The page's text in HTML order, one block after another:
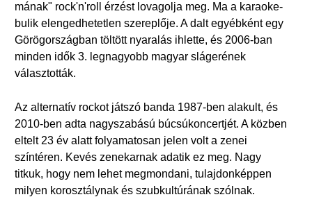
mának" rock'n'roll érzést lovagolja meg. Ma a karaoke-
bulik elengedhetetlen szereplője. A dalt egyébként egy
Görögországban töltött nyaralás ihlette, és 2006-ban
minden idők 3. legnagyobb magyar slágerének
választották.
Az alternatív rockot játszó banda 1987-ben alakult, és
2010-ben adta nagyszabású búcsúkoncertjét. A közben
eltelt 23 év alatt folyamatosan jelen volt a zenei
színtéren. Kevés zenekarnak adatik ez meg. Nagy
titkuk, hogy nem lehet megmondani, tulajdonképpen
milyen korosztálynak és szubkultúrának szólnak.